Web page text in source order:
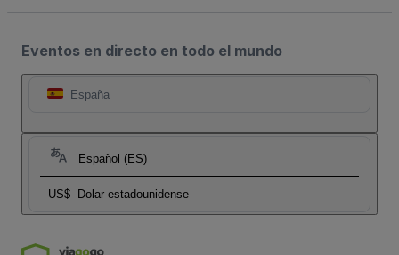
Eventos en directo en todo el mundo
España
Español (ES)
US$ Dolar estadounidense